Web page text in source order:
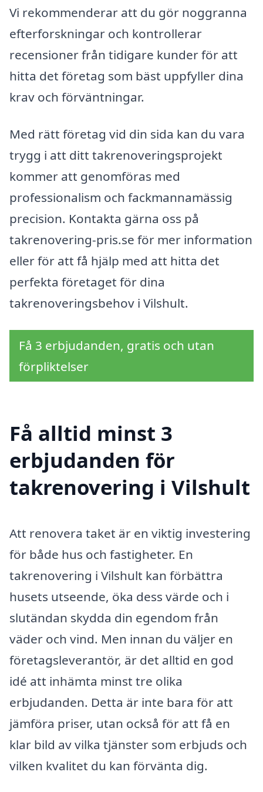
Vi rekommenderar att du gör noggranna
efterforskningar och kontrollerar
recensioner från tidigare kunder för att
hitta det företag som bäst uppfyller dina
krav och förväntningar.
Med rätt företag vid din sida kan du vara
trygg i att ditt takrenoveringsprojekt
kommer att genomföras med
professionalism och fackmannamässig
precision. Kontakta gärna oss på
takrenovering-pris.se för mer information
eller för att få hjälp med att hitta det
perfekta företaget för dina
takrenoveringsbehov i Vilshult.
Få 3 erbjudanden, gratis och utan
förpliktelser
Få alltid minst 3
erbjudanden för
takrenovering i Vilshult
Att renovera taket är en viktig investering
för både hus och fastigheter. En
takrenovering i Vilshult kan förbättra
husets utseende, öka dess värde och i
slutändan skydda din egendom från
väder och vind. Men innan du väljer en
företagsleverantör, är det alltid en god
idé att inhämta minst tre olika
erbjudanden. Detta är inte bara för att
jämföra priser, utan också för att få en
klar bild av vilka tjänster som erbjuds och
vilken kvalitet du kan förvänta dig.